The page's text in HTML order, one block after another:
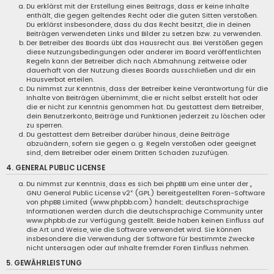
Du erklärst mit der Erstellung eines Beitrags, dass er keine Inhalte
enthält, die gegen geltendes Recht oder die guten Sitten verstoßen.
Du erklärst insbesondere, dass du das Recht besitzt, die in deinen
Beiträgen verwendeten Links und Bilder zu setzen bzw. zu verwenden.
Der Betreiber des Boards übt das Hausrecht aus. Bei Verstößen gegen
diese Nutzungsbedingungen oder anderer im Board veröffentlichten
Regeln kann der Betreiber dich nach Abmahnung zeitweise oder
dauerhaft von der Nutzung dieses Boards ausschließen und dir ein
Hausverbot erteilen.
Du nimmst zur Kenntnis, dass der Betreiber keine Verantwortung für die
Inhalte von Beiträgen übernimmt, die er nicht selbst erstellt hat oder
die er nicht zur Kenntnis genommen hat. Du gestattest dem Betreiber,
dein Benutzerkonto, Beiträge und Funktionen jederzeit zu löschen oder
zu sperren.
Du gestattest dem Betreiber darüber hinaus, deine Beiträge
abzuändern, sofern sie gegen o. g. Regeln verstoßen oder geeignet
sind, dem Betreiber oder einem Dritten Schaden zuzufügen.
4. GENERAL PUBLIC LICENSE
Du nimmst zur Kenntnis, dass es sich bei phpBB um eine unter der „
GNU General Public License v2“ (GPL) bereitgestellten Foren-Software
von phpBB Limited (www.phpbb.com) handelt; deutschsprachige
Informationen werden durch die deutschsprachige Community unter
www.phpbb.de zur Verfügung gestellt. Beide haben keinen Einfluss auf
die Art und Weise, wie die Software verwendet wird. Sie können
insbesondere die Verwendung der Software für bestimmte Zwecke
nicht untersagen oder auf Inhalte fremder Foren Einfluss nehmen.
5. GEWÄHRLEISTUNG